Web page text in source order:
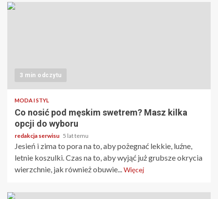
3 min odczytu
MODA I STYL
Co nosić pod męskim swetrem? Masz kilka
opcji do wyboru
redakcja serwisu 5 lat temu
Jesień i zima to pora na to, aby pożegnać lekkie, luźne,
letnie koszulki. Czas na to, aby wyjąć już grubsze okrycia
wierzchnie, jak również obuwie...Więcej